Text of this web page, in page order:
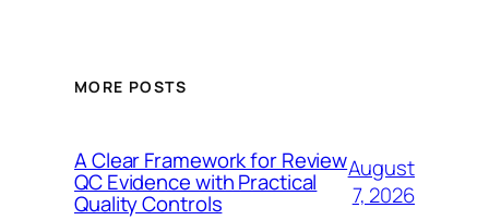
MORE POSTS
A Clear Framework for Review
QC Evidence with Practical
Quality Controls
August
7, 2026